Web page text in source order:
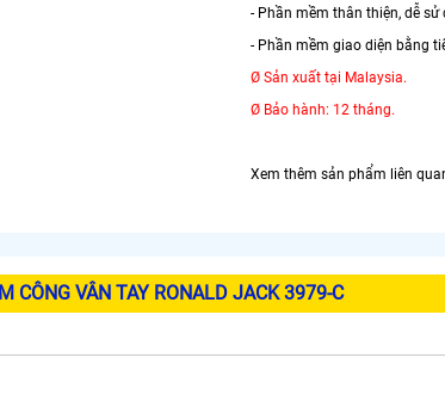
- Phần mềm thân thiện, dễ
- Phần mềm giao diện bằng
Ø Sản xuất tại Malaysia.
Ø Bảo hành: 12 tháng.
Xem thêm sản phẩm liên
CÔNG VÂN TAY RONALD JACK 3979-C